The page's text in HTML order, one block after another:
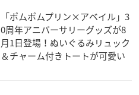
「ポムポムプリン×アベイル」3
0周年アニバーサリーグッズが8
月1日登場！ぬいぐるみリュック
＆チャーム付きトートが可愛い